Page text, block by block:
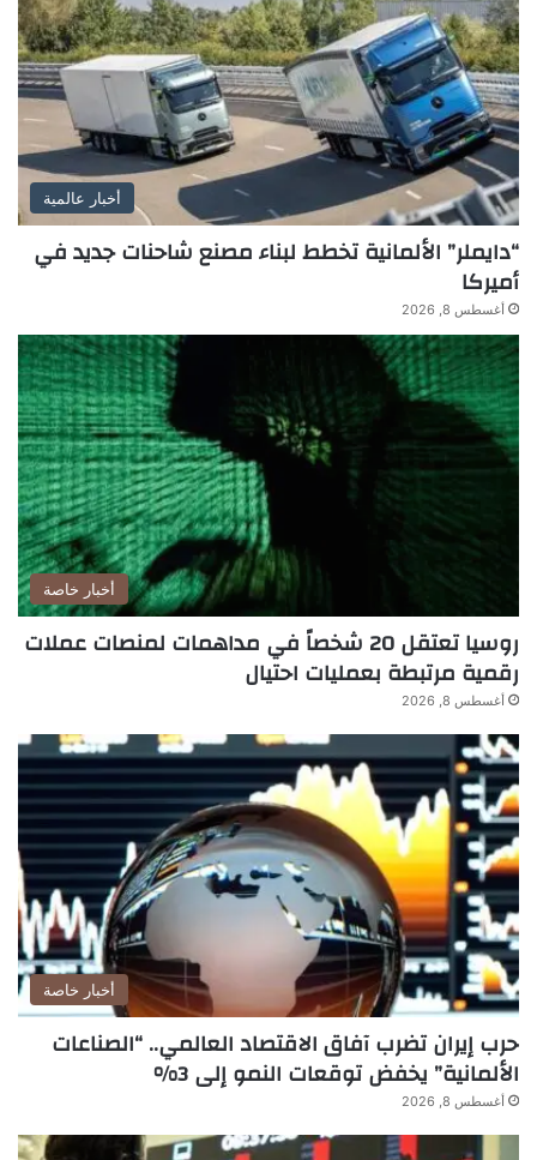
أخبار عالمية
“دايملر” الألمانية تخطط لبناء مصنع شاحنات جديد في
أميركا
أغسطس 8, 2026
أخبار خاصة
روسيا تعتقل 20 شخصاً في مداهمات لمنصات عملات
رقمية مرتبطة بعمليات احتيال
أغسطس 8, 2026
أخبار خاصة
حرب إيران تضرب آفاق الاقتصاد العالمي.. “الصناعات
الألمانية” يخفض توقعات النمو إلى 3%
أغسطس 8, 2026